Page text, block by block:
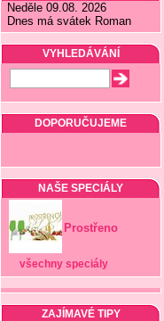
Neděle 09.08. 2026
Dnes má svátek Roman
VYHLEDÁVÁNÍ
DOPORUČUJEME
NAŠE SPECIÁLY
Prostřeno
všechny speciály
ZAJÍMAVÉ TIPY